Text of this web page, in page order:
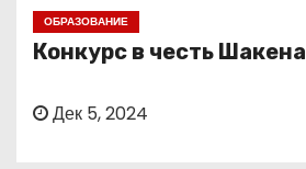
ОБРАЗОВАНИЕ
Конкурс в честь Шакена
Дек 5, 2024